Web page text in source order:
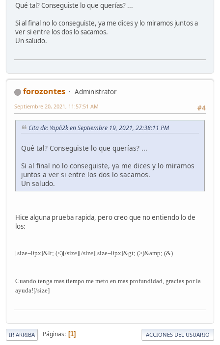
Qué tal? Conseguiste lo que querías? ...
Si al final no lo conseguiste, ya me dices y lo miramos juntos a
ver si entre los dos lo sacamos.
Un saludo.
forozontes
Administrator
#4
Septiembre 20, 2021, 11:57:51 AM
Cita de: Yopli2k en Septiembre 19, 2021, 22:38:11 PM
Qué tal? Conseguiste lo que querías? ...
Si al final no lo conseguiste, ya me dices y lo miramos
juntos a ver si entre los dos lo sacamos.
Un saludo.
Hice alguna prueba rapida, pero creo que no entiendo lo de
los:
[size=0px]&lt; (<)[/size][/size][size=0px]&gt; (>)&amp; (&)
Cuando tenga mas tiempo me meto en mas profundidad, gracias por la
ayuda![/size]
IR ARRIBA Páginas 1 ACCIONES DEL USUARIO